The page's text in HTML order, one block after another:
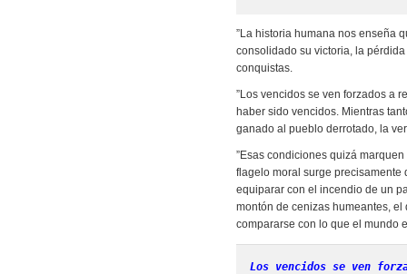
”La historia humana nos enseña
consolidado su victoria, la
conquistas.
”Los vencidos se ven forzados a
haber sido vencidos. Mientras
ganado al pueblo derrotado, la
”Esas condiciones quizá
flagelo moral surge precisamente
equiparar con el incendio de un
montón de cenizas humeantes,
compararse con lo que el mundo
Los vencidos se ven